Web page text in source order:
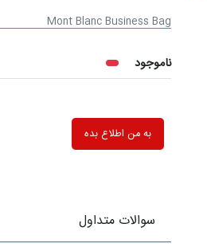
Mont Blanc Business Bag
ناموجود
به من اطلاع بده
سوالات متداول